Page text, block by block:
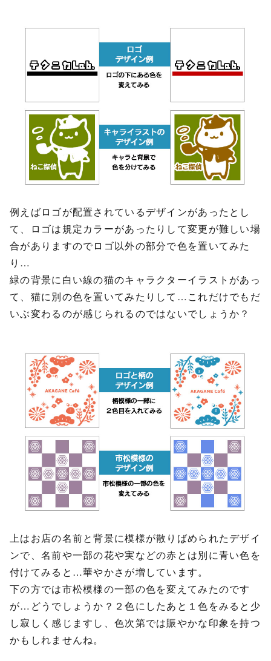
例えばロゴが配置されているデザインがあったとし
て、ロゴは規定カラーがあったりして変更が難しい場
合がありますのでロゴ以外の部分で色を置いてみた
り…
緑の背景に白い線の猫のキャラクターイラストがあっ
て、猫に別の色を置いてみたりして…これだけでもだ
いぶ変わるのが感じられるのではないでしょうか？
上はお店の名前と背景に模様が散りばめられたデザイ
ンで、名前や一部の花や実などの赤とは別に青い色を
付けてみると…華やかさが増しています。
下の方では市松模様の一部の色を変えてみたのです
が…どうでしょうか？２色にしたあと１色をみると少
し寂しく感じますし、色次第では賑やかな印象を持つ
かもしれませんね。